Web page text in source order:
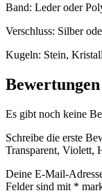
Band: Leder oder
Verschluss: Silber
Kugeln: Stein,
Bewertungen
Es gibt noch keine
Schreibe die erste
Transparent, Violett,
Deine E-Mail-
Felder sind mit *